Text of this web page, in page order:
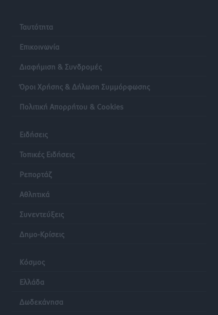
Ταυτότητα
Επικοινωνία
Διαφήμιση & Συνδρομές
Όροι Χρήσης & Δήλωση Συμμόρφωσης
Πολιτική Απορρήτου & Cookies
Ειδήσεις
Τοπικές Ειδήσεις
Ρεπορτάζ
Αθλητικά
Συνεντεύξεις
Δημο-Κρίσεις
Κόσμος
Ελλάδα
Δωδεκάνησα